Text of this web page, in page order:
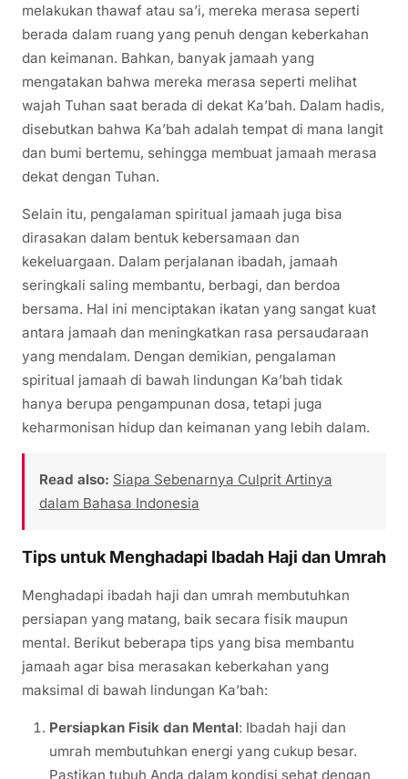
melakukan thawaf atau sa’i, mereka merasa seperti
berada dalam ruang yang penuh dengan keberkahan
dan keimanan. Bahkan, banyak jamaah yang
mengatakan bahwa mereka merasa seperti melihat
wajah Tuhan saat berada di dekat Ka’bah. Dalam hadis,
disebutkan bahwa Ka’bah adalah tempat di mana langit
dan bumi bertemu, sehingga membuat jamaah merasa
dekat dengan Tuhan.
Selain itu, pengalaman spiritual jamaah juga bisa
dirasakan dalam bentuk kebersamaan dan
kekeluargaan. Dalam perjalanan ibadah, jamaah
seringkali saling membantu, berbagi, dan berdoa
bersama. Hal ini menciptakan ikatan yang sangat kuat
antara jamaah dan meningkatkan rasa persaudaraan
yang mendalam. Dengan demikian, pengalaman
spiritual jamaah di bawah lindungan Ka’bah tidak
hanya berupa pengampunan dosa, tetapi juga
keharmonisan hidup dan keimanan yang lebih dalam.
Read also: Siapa Sebenarnya Culprit Artinya
dalam Bahasa Indonesia
Tips untuk Menghadapi Ibadah Haji dan Umrah
Menghadapi ibadah haji dan umrah membutuhkan
persiapan yang matang, baik secara fisik maupun
mental. Berikut beberapa tips yang bisa membantu
jamaah agar bisa merasakan keberkahan yang
maksimal di bawah lindungan Ka’bah:
Persiapkan Fisik dan Mental: Ibadah haji dan
umrah membutuhkan energi yang cukup besar.
Pastikan tubuh Anda dalam kondisi sehat dengan